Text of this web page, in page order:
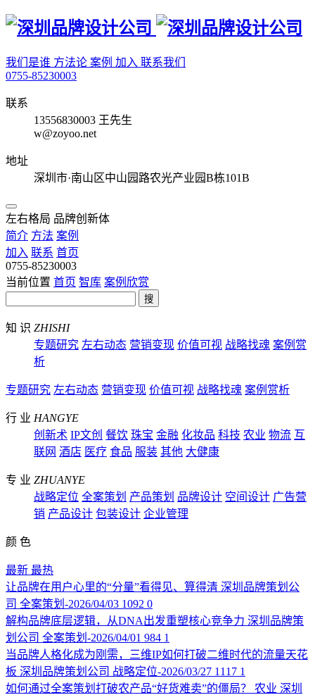
我们是谁 方法论 案例 加入 联系我们
0755-85230003
联系
13556830003 王先生
w@zoyoo.net
地址
深圳市·南山区中山园路农光产业园B栋101B
左右格局 品牌创新体
简介 方法 案例
加入 联系 首页
0755-85230003
当前位置 首页 智库 案例欣赏
搜
知 识 ZHISHI
专题研究 左右动态 营销变现 价值可视 战略找魂 案例赏
析
专题研究 左右动态 营销变现 价值可视 战略找魂 案例赏析
行 业 HANGYE
创新术 IP文创 餐饮 珠宝 金融 化妆品 科技 农业 物流 互
联网 酒店 医疗 食品 服装 其他 大健康
专 业 ZHUANYE
战略定位 全案策划 产品策划 品牌设计 空间设计 广告营
销 产品设计 包装设计 企业管理
颜 色
最新 最热
让品牌在用户心里的“分量”看得见、算得清 深圳品牌策划公
司 全案策划-2026/04/03 1092 0
解构品牌底层逻辑，从DNA出发重塑核心竞争力 深圳品牌策
划公司 全案策划-2026/04/01 984 1
当品牌人格化成为刚需，三维IP如何打破二维时代的流量天花
板 深圳品牌策划公司 战略定位-2026/03/27 1117 1
如何通过全案策划打破农产品“好货难卖”的僵局？
农业 深圳